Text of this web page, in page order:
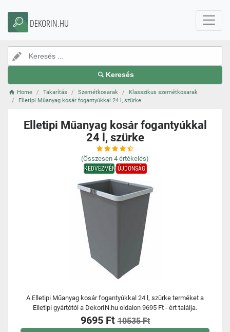
DEKORIN.HU
Keresés
Home Takarítás Szemétkosarak
Klasszikus szemétkosarak
Elletipi Műanyag kosár fogantyúkkal 24 l, szürke
Elletipi Műanyag kosár fogantyúkkal
24 l, szürke
(Összesen 4 értékelés)
KEDVEZMÉNYÚJDONSÁG
A Elletipi Műanyag kosár fogantyúkkal 24 l, szürke terméket a
Elletipi gyártótól a DekorIN.hu oldalon 9695 Ft - ért találja.
9695 Ft10535 Ft